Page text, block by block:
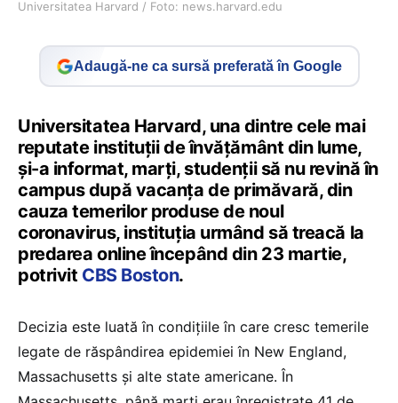
Universitatea Harvard / Foto: news.harvard.edu
Adaugă-ne ca sursă preferată în Google
Universitatea Harvard, una dintre cele mai
reputate instituții de învățământ din lume,
și-a informat, marți, studenții să nu revină în
campus după vacanța de primăvară, din
cauza temerilor produse de noul
coronavirus, instituția urmând să treacă la
predarea online începând din 23 martie,
potrivit CBS Boston.
Decizia este luată în condițiile în care cresc temerile
legate de răspândirea epidemiei în New England,
Massachusetts și alte state americane. În